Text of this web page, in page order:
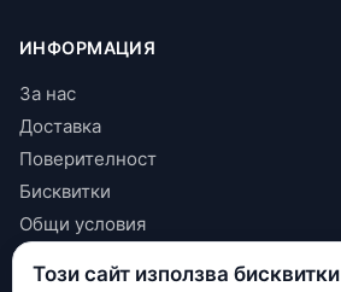
ИНФОРМАЦИЯ
За нас
Доставка
Поверителност
Бисквитки
Общи условия
КОНТАКТИ
Този сайт използва бисквитки